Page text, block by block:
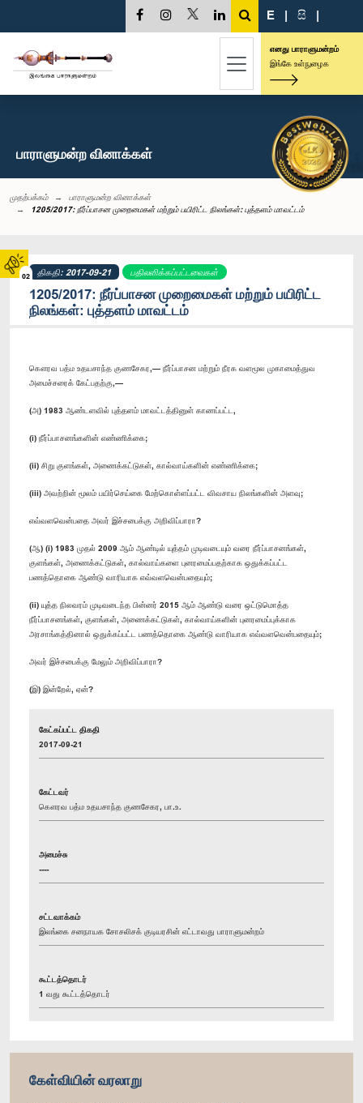
02
E | සි |
எனது பாராளுமன்றம்
இங்கே உள்நுழைக
பாராளுமன்ற வினாக்கள்
முதற்பக்கம்
பாராளுமன்ற வினாக்கள்
1205/2017: நீர்ப்பாசன முறைமைகள் மற்றும் பயிரிட்ட நிலங்கள்: புத்தளம் மாவட்டம்
திகதி: 2017-09-21 பதிலளிக்கப்பட்டவைகள்
1205/2017: நீர்ப்பாசன முறைமைகள் மற்றும் பயிரிட்ட
நிலங்கள்: புத்தளம் மாவட்டம்
கௌரவ பத்ம உதயசாந்த குணசேகர,— நீர்ப்பாசன மற்றும் நீரக வளமூல முகாமைத்துவ
அமைச்சரைக் கேட்பதற்கு,—
(அ) 1983 ஆண்டளவில் புத்தளம் மாவட்டத்தினுள் காணப்பட்ட,
(i) நீர்ப்பாசனங்களின் எண்ணிக்கை;
(ii) சிறு குளங்கள், அணைக்கட்டுகள், கால்வாய்களின் எண்ணிக்கை;
(iii) அவற்றின் மூலம் பயிர்செய்கை மேற்கொள்ளப்பட்ட விவசாய நிலங்களின் அளவு;
எவ்வளவென்பதை அவர் இச்சபைக்கு அறிவிப்பாரா?
(ஆ) (i) 1983 முதல் 2009 ஆம் ஆண்டில் யுத்தம் முடிவடையும் வரை நீர்ப்பாசனங்கள்,
குளங்கள், அணைக்கட்டுகள், கால்வாய்களை புனரமைப்பதற்காக ஒதுக்கப்பட்ட
பணத்தொகை ஆண்டு வாரியாக எவ்வளவென்பதையும்;
(ii) யுத்த நிலவரம் முடிவடைந்த பின்னர் 2015 ஆம் ஆண்டு வரை ஒட்டுமொத்த
நீர்ப்பாசனங்கள், குளங்கள், அணைக்கட்டுகள், கால்வாய்களின் புனரமைப்புக்காக
அரசாங்கத்தினால் ஒதுக்கப்பட்ட பணத்தொகை ஆண்டு வாரியாக எவ்வளவென்பதையும்;
அவர் இச்சபைக்கு மேலும் அறிவிப்பாரா?
(இ) இன்றேல், ஏன்?
கேட்கப்பட்ட திகதி
2017-09-21
கேட்டவர்
கௌரவ பத்ம உதயசாந்த குணசேகர, பா.உ.
அமைச்சு
----
சட்டவாக்கம்
இலங்கை சனநாயக சோசலிசக் குடியரசின் எட்டாவது பாராளுமன்றம்
கூட்டத்தொடர்
1 வது கூட்டத்தொடர்
கேள்வியின் வரலாறு